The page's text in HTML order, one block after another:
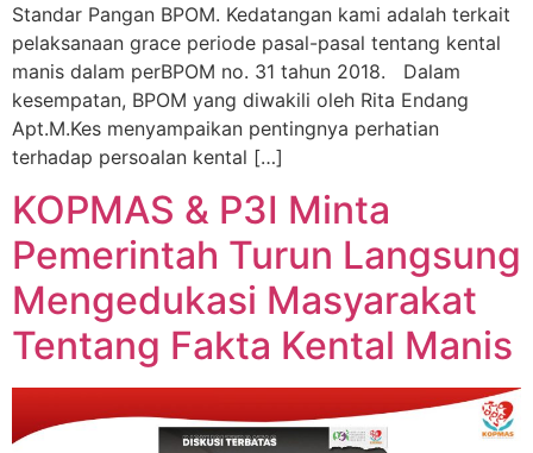
Standar Pangan BPOM. Kedatangan kami adalah terkait
pelaksanaan grace periode pasal-pasal tentang kental
manis dalam perBPOM no. 31 tahun 2018. Dalam
kesempatan, BPOM yang diwakili oleh Rita Endang
Apt.M.Kes menyampaikan pentingnya perhatian
terhadap persoalan kental […]
KOPMAS & P3I Minta
Pemerintah Turun Langsung
Mengedukasi Masyarakat
Tentang Fakta Kental Manis